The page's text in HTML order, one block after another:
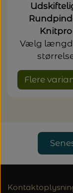
Knitpro
Vælg
Flere